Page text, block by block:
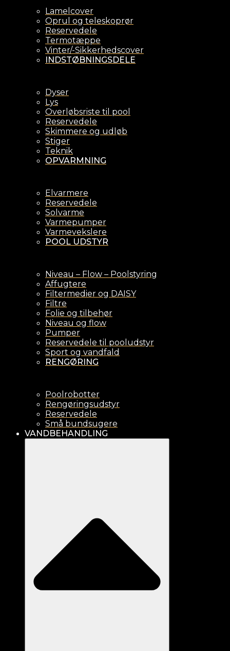
Lamelcover
Oprul og teleskoprør
Reservedele
Termotæppe
Vinter/-Sikkerhedscover
INDSTØBNINGSDELE
Dyser
Lys
Overløbsriste til pool
Reservedele
Skimmere og udløb
Stiger
Teknik
OPVARMNING
Elvarmere
Reservedele
Solvarme
Varmepumper
Varmevekslere
POOL UDSTYR
Niveau – Flow – Poolstyring
Affugtere
Filtermedier og DAISY
Filtre
Folie og tilbehør
Niveau og flow
Pumper
Reservedele til pooludstyr
Sport og vandfald
RENGØRING
Poolrobotter
Rengøringsudstyr
Reservedele
Små bundsugere
VANDBEHANDLING